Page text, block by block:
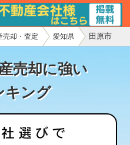
売却・査定 愛知県 田原市
売却に強い
キング
社様